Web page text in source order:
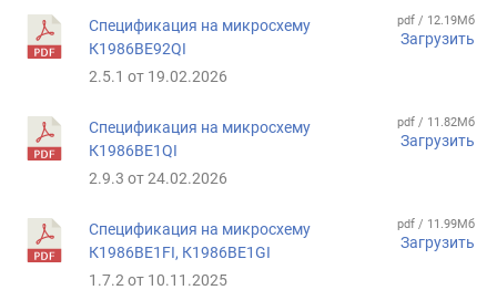
Спецификация на микросхему
К1986ВЕ92QI
2.5.1 от 19.02.2026
pdf / 12.19Мб
Загрузить
Спецификация на микросхему
К1986ВЕ1QI
2.9.3 от 24.02.2026
pdf / 11.82Мб
Загрузить
Спецификация на микросхему
К1986ВЕ1FI, К1986ВЕ1GI
1.7.2 от 10.11.2025
pdf / 11.99Мб
Загрузить